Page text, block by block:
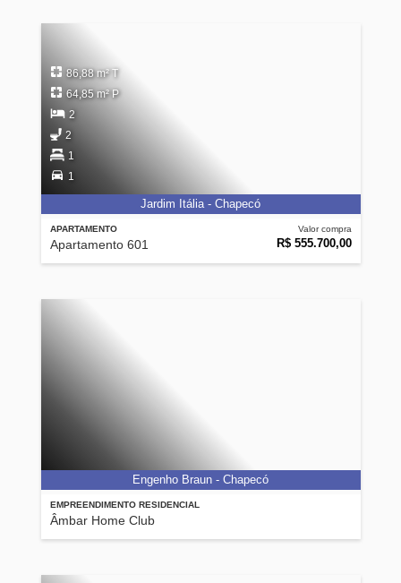
APARTAMENTO
Apartamento 601
Valor compra
R$ 555.700,00
86,88 m² T
64,85 m² P
2
2
1
1
Jardim Itália - Chapecó
EMPREENDIMENTO RESIDENCIAL
Âmbar Home Club
Engenho Braun - Chapecó